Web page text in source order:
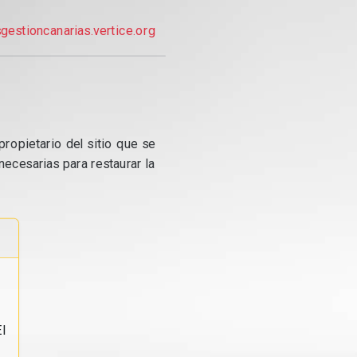
del sitio que se
para restaurar la